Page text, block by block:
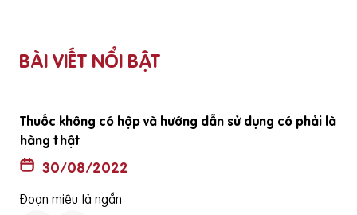
BÀI VIẾT NỔI BẬT
Thuốc không có hộp và hướng dẫn sử dụng có phải là
hàng thật
30/08/2022
Đoạn miêu tả ngắn